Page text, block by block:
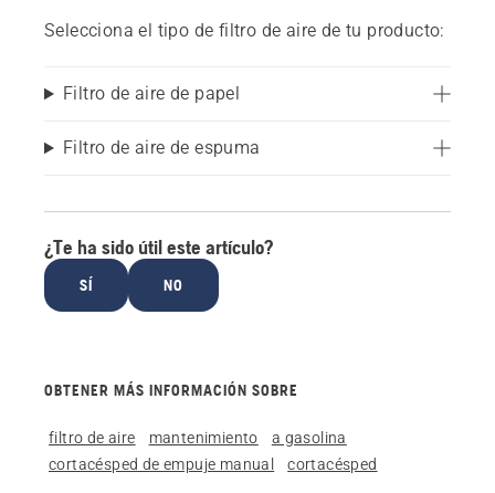
Selecciona el tipo de filtro de aire de tu producto:
Filtro de aire de papel
Filtro de aire de espuma
¿Te ha sido útil este artículo?
SÍ NO
OBTENER MÁS INFORMACIÓN SOBRE
filtro de aire mantenimiento
a gasolina
cortacésped de empuje manual
cortacésped